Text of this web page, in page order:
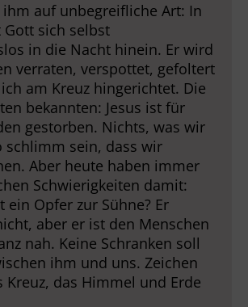
ihm auf unbegreifliche Art: In
Gott sich selbst
in die Nacht hinein. Er wird
verraten, verspottet, gefoltert
am Kreuz hingerichtet. Die
bekannten: Jesus ist für
gestorben. Nichts, was wir
schlimm sein, dass wir
Aber heute haben immer
Schwierigkeiten damit:
ein Opfer zur Sühne? Er
aber er ist den Menschen
nah. Keine Schranken soll
ihm und uns. Zeichen
Kreuz, das Himmel und Erde